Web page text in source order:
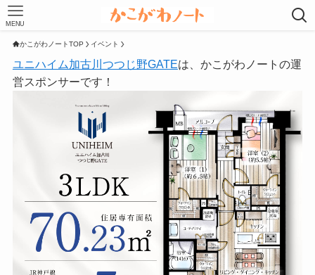
MENU
かこがわノートTOP イベント
ユニハイム加古川つつじ野GATEは、かこがわノートの運
営スポンサーです！